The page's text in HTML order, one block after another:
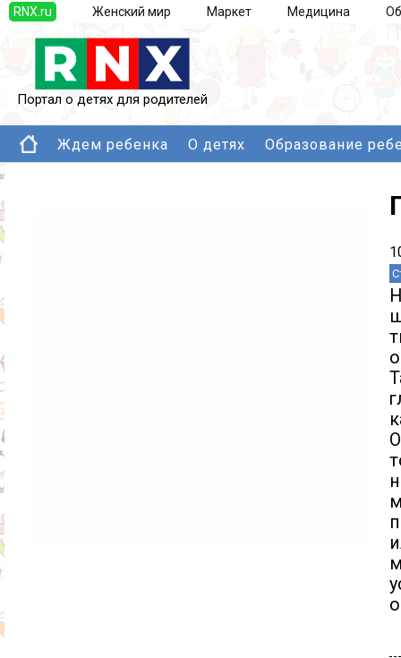
RNX.ru Женский мир Маркет Медицина
Портал о детях для родителей
Ждем ребенка О детях Образование